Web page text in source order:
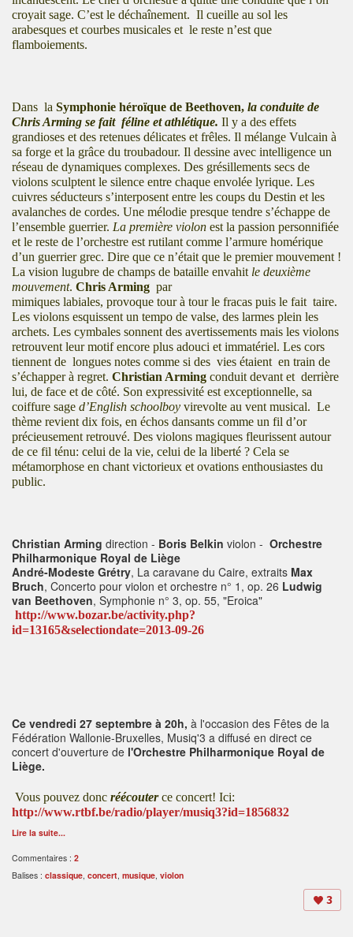
croyait sage. C’est le déchaînement. Il cueille au sol les
arabesques et courbes musicales et le reste n’est que
flamboiements.
Dans la Symphonie héroïque de Beethoven, la conduite de
Chris Arming se fait féline et athlétique. Il y a des effets
grandioses et des retenues délicates et frêles. Il mélange Vulcain à
sa forge et la grâce du troubadour. Il dessine avec intelligence un
réseau de dynamiques complexes. Des grésillements secs de
violons sculptent le silence entre chaque envolée lyrique. Les
cuivres séducteurs s’interposent entre les coups du Destin et les
avalanches de cordes. Une mélodie presque tendre s’échappe de
l’ensemble guerrier. La première violon est la passion personnifiée
et le reste de l’orchestre est rutilant comme l’armure homérique
d’un guerrier grec. Dire que ce n’était que le premier mouvement !
La vision lugubre de champs de bataille envahit le deuxième
mouvement. Chris Arming par
mimiques labiales, provoque tour à tour le fracas puis le fait taire.
Les violons esquissent un tempo de valse, des larmes plein les
archets. Les cymbales sonnent des avertissements mais les violons
retrouvent leur motif encore plus adouci et immatériel. Les cors
tiennent de longues notes comme si des vies étaient en train de
s’échapper à regret. Christian Arming conduit devant et derrière
lui, de face et de côté. Son expressivité est exceptionnelle, sa
coiffure sage d’English schoolboy virevolte au vent musical. Le
thème revient dix fois, en échos dansants comme un fil d’or
précieusement retrouvé. Des violons magiques fleurissent autour
de ce fil ténu: celui de la vie, celui de la liberté ? Cela se
métamorphose en chant victorieux et ovations enthousiastes du
public.
Christian Arming direction - Boris Belkin violon - Orchestre
Philharmonique Royal de Liège
André-Modeste Grétry, La caravane du Caire, extraits Max
Bruch, Concerto pour violon et orchestre n° 1, op. 26 Ludwig
van Beethoven, Symphonie n° 3, op. 55, "Eroica"
http://www.bozar.be/activity.php?
id=13165&selectiondate=2013-09-26
Ce vendredi 27 septembre à 20h, à l'occasion des Fêtes de la
Fédération Wallonie-Bruxelles, Musiq'3 a diffusé en direct ce
concert d'ouverture de l'Orchestre Philharmonique Royal de
Liège.
Vous pouvez donc réécouterce concert! Ici:
http://www.rtbf.be/radio/player/musiq3?id=1856832
Lire la suite...
Commentaires : 2
Balises : classique, concert, musique, violon
3